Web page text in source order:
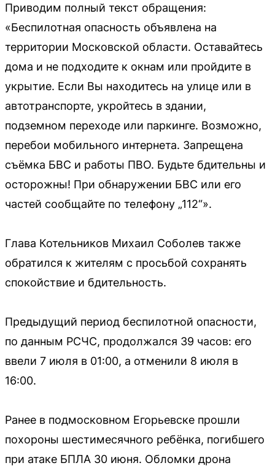
Приводим полный текст обращения:
«Беспилотная опасность объявлена на
территории Московской области. Оставайтесь
дома и не подходите к окнам или пройдите в
укрытие. Если Вы находитесь на улице или в
автотранспорте, укройтесь в здании,
подземном переходе или паркинге. Возможно,
перебои мобильного интернета. Запрещена
съёмка БВС и работы ПВО. Будьте бдительны и
осторожны! При обнаружении БВС или его
частей сообщайте по телефону „112“».
Глава Котельников Михаил Соболев также
обратился к жителям с просьбой сохранять
спокойствие и бдительность.
Предыдущий период беспилотной опасности,
по данным РСЧС, продолжался 39 часов: его
ввели 7 июля в 01:00, а отменили 8 июля в
16:00.
Ранее в подмосковном Егорьевске прошли
похороны шестимесячного ребёнка, погибшего
при атаке БПЛА 30 июня. Обломки дрона